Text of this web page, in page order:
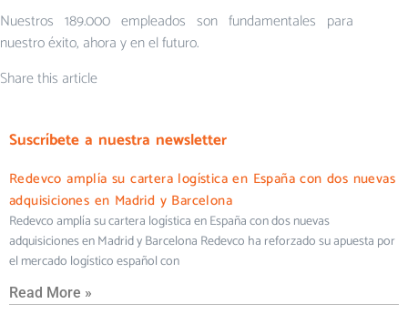
Nuestros 189.000 empleados son fundamentales para
nuestro éxito, ahora y en el futuro.
Share this article
Suscríbete a nuestra newsletter
Redevco amplía su cartera logística en España con dos nuevas
adquisiciones en Madrid y Barcelona
Redevco amplía su cartera logística en España con dos nuevas
adquisiciones en Madrid y Barcelona Redevco ha reforzado su apuesta por
el mercado logístico español con
Read More »